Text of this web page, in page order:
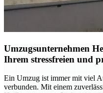
Umzugsunternehmen
Ihrem stressfreien und
Ein Umzug ist immer mit viel
verbunden. Mit einem